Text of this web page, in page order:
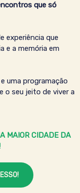
que só
experiência que
e a memória em
uma programação
o seu jeito de viver a
MAIOR CIDADE DA